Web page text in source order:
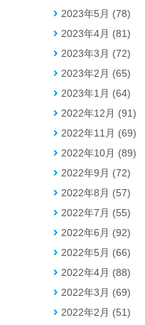
2023年5月 (78)
2023年4月 (81)
2023年3月 (72)
2023年2月 (65)
2023年1月 (64)
2022年12月 (91)
2022年11月 (69)
2022年10月 (89)
2022年9月 (72)
2022年8月 (57)
2022年7月 (55)
2022年6月 (92)
2022年5月 (66)
2022年4月 (88)
2022年3月 (69)
2022年2月 (51)